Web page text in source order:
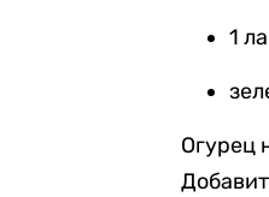
1
Огурец